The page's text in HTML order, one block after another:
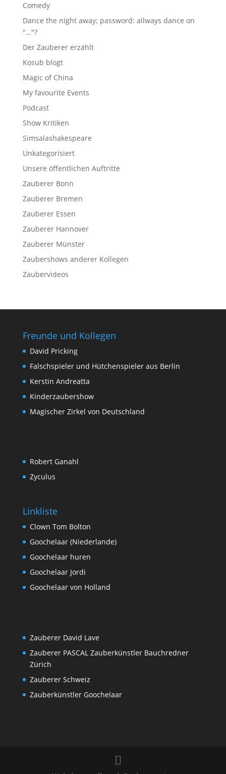
Comedy
Dance the night away; password: allways dance on
"…"?
Der Zauberer erzählt
Kosub blogt
Magic of China
My favourite Events
Podcast
Show Kritiken
Simsalashakespeare
Unkategorisiert
Unsere öffentlichen Auftritte
Zauberer Bonn
Zauberer Bremen
Zauberer Essen
Zauberer Hannover
Zauberer Münster
Zaubershows anderer Kollegen
Zaubervideos
Freunde und Kollegen
David Pricking
Falschspieler und Hütchenspieler aus Berlin
Kerstin Andreatta
Kinderzaubershow
Magischer Zirkel von Deutschland
Robert Ganahl
Zyculus
Linkliste
Clown Tom Bolton
Goochelaar (Niederlande)
Goochelaar huren
Goochelaar Jordi
Goochelaar von Holland
Zauberer David Lave
Zauberer PASCAL Zauberkünstler Bauchredner
Zürich
Zauberer Schweiz
Zauberkünstler Goochelaar